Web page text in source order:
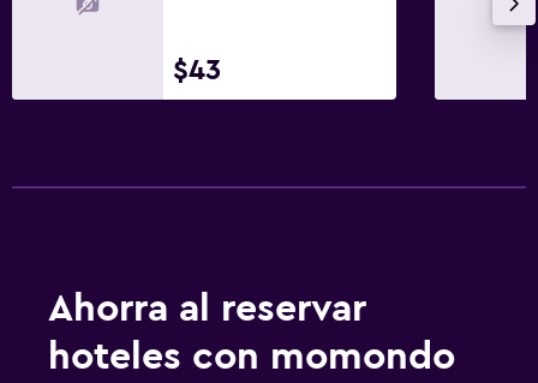
$43
Ahorra al reservar
hoteles con momondo